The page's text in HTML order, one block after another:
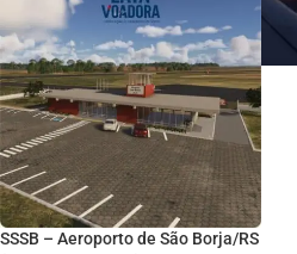
SSSB – Aeroporto de São Borja/RS